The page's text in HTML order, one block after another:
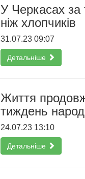
У Черкасах за
ніж хлопчиків
31.07.23 09:07
Детальніше
Життя
тиждень
24.07.23 13:10
Детальніше